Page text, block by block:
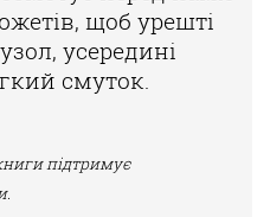
щоб урешті
усередині
смуток.
підтримує